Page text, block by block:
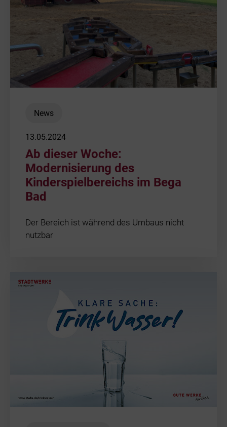
News
13.05.2024
Ab dieser Woche:
Modernisierung des
Kinderspielbereichs im Bega
Bad
Der Bereich ist während des Umbaus nicht
nutzbar